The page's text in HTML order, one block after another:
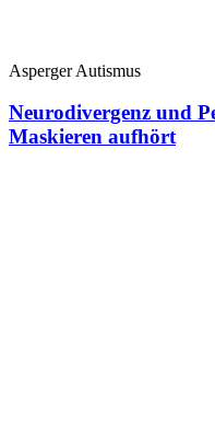
Asperger Autismus
Neurodivergenz und
Maskieren aufhört